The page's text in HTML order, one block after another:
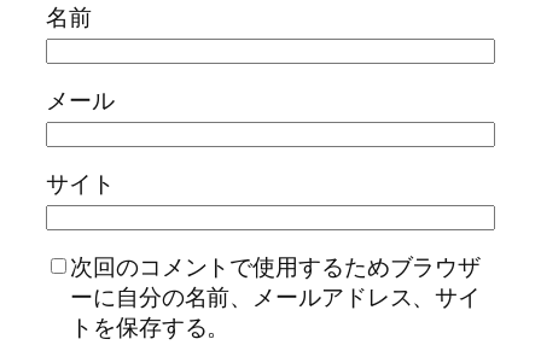
名前
メール
サイト
次回のコメントで使用するためブラウザ
ーに自分の名前、メールアドレス、サイ
トを保存する。